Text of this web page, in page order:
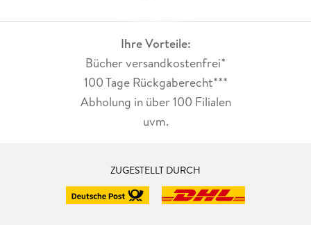
Ihre Vorteile:
Bücher versandkostenfrei*
100 Tage Rückgaberecht***
Abholung in über 100 Filialen
uvm.
ZUGESTELLT DURCH